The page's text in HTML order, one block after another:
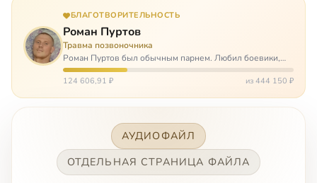
БЛАГОТВОРИТЕЛЬНОСТЬ
Роман Пуртов
Травма позвоночника
Роман Пуртов был обычным парнем. Любил боевики,
хорошие автомобили, был не дурак поиграть в комп,
любил жену и обожал дочь. А потом, будучи
124 606,91 ₽ из 444 150 ₽
АУДИОФАЙЛ
ОТДЕЛЬНАЯ СТРАНИЦА ФАЙЛА